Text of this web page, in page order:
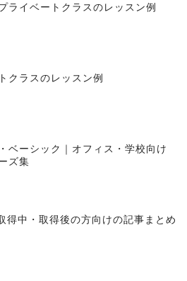
ライベートクラスのレッスン例
クラスのレッスン例
ベーシック｜オフィス・学校向け
ズ集
得中・取得後の方向けの記事まとめ